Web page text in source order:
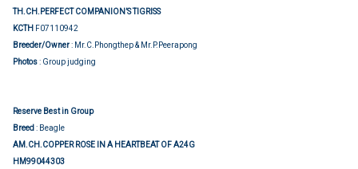
TH.CH.PERFECT COMPANION’S TIGRISS
KCTH F07110942
Breeder/Owner: Mr.C.Phongthep & Mr.P.Peerapong
Photos: Group judging
Reserve Best in Group
Breed : Beagle
AM.CH.COPPER ROSE IN A HEARTBEAT OF A24G
HM99044303